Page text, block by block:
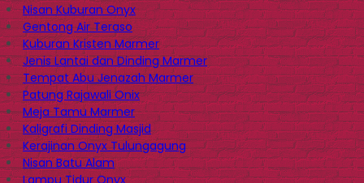
Nisan Kuburan Onyx
Gentong Air Teraso
Kuburan Kristen Marmer
Jenis Lantai dan Dinding Marmer
Tempat Abu Jenazah Marmer
Patung Rajawali Onix
Meja Tamu Marmer
Kaligrafi Dinding Masjid
Kerajinan Onyx Tulungagung
Nisan Batu Alam
Lampu Tidur Onyx